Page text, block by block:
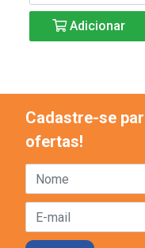
Adicionar
Cadastre-se
ofertas!